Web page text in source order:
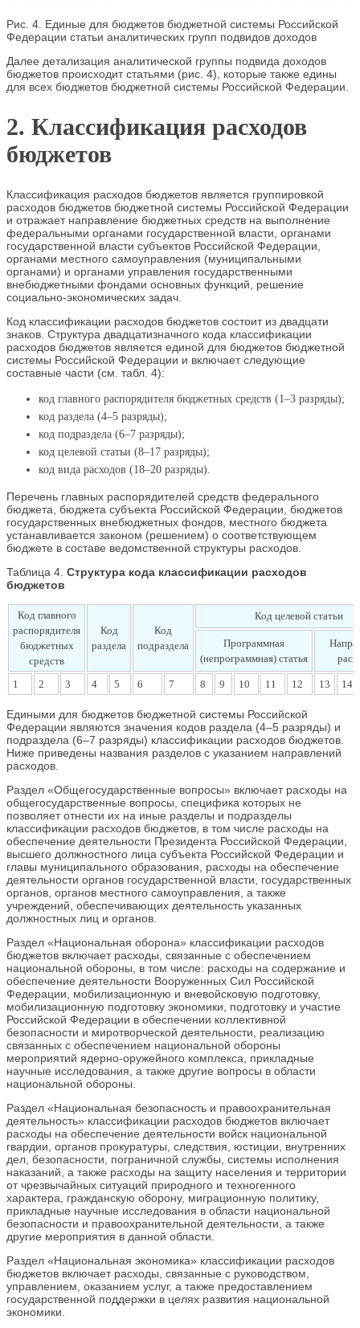
Рис. 4. Единые для бюджетов бюджетной системы Российской
Федерации статьи аналитических групп подвидов доходов
Далее детализация аналитической группы подвида доходов
бюджетов происходит статьями (рис. 4), которые также едины
для всех бюджетов бюджетной системы Российской Федерации.
2. Классификация расходов
бюджетов
Классификация расходов бюджетов является группировкой
расходов бюджетов бюджетной системы Российской Федерации
и отражает направление бюджетных средств на выполнение
федеральными органами государственной власти, органами
государственной власти субъектов Российской Федерации,
органами местного самоуправления (муниципальными
органами) и органами управления государственными
внебюджетными фондами основных функций, решение
социально-экономических задач.
Код классификации расходов бюджетов состоит из двадцати
знаков. Структура двадцатизначного кода классификации
расходов бюджетов является единой для бюджетов бюджетной
системы Российской Федерации и включает следующие
составные части (см. табл. 4):
код главного распорядителя бюджетных средств (1–3 разряды);
код раздела (4–5 разряды);
код подраздела (6–7 разряды);
код целевой статьи (8–17 разряды);
код вида расходов (18–20 разряды).
Перечень главных распорядителей средств федерального
бюджета, бюджета субъекта Российской Федерации, бюджетов
государственных внебюджетных фондов, местного бюджета
устанавливается законом (решением) о соответствующем
бюджете в составе ведомственной структуры расходов.
Таблица 4. Структура кода классификации расходов
бюджетов
Код главного
распорядителя
бюджетных
средств
Код
раздела
Код
подраздела
Код целевой статьи
Программная
(непрограммная) статья
1 2 3 4 5 6 7 8 9 10 11 12 13 14
Едиными для бюджетов бюджетной системы Российской
Федерации являются значения кодов раздела (4–5 разряды) и
подраздела (6–7 разряды) классификации расходов бюджетов.
Ниже приведены названия разделов с указанием направлений
расходов.
Раздел «Общегосударственные вопросы» включает расходы на
общегосударственные вопросы, специфика которых не
позволяет отнести их на иные разделы и подразделы
классификации расходов бюджетов, в том числе расходы на
обеспечение деятельности Президента Российской Федерации,
высшего должностного лица субъекта Российской Федерации и
главы муниципального образования, расходы на обеспечение
деятельности органов государственной власти, государственных
органов, органов местного самоуправления, а также
учреждений, обеспечивающих деятельность указанных
должностных лиц и органов.
Раздел «Национальная оборона» классификации расходов
бюджетов включает расходы, связанные с обеспечением
национальной обороны, в том числе: расходы на содержание и
обеспечение деятельности Вооруженных Сил Российской
Федерации, мобилизационную и вневойсковую подготовку,
мобилизационную подготовку экономики, подготовку и участие
Российской Федерации в обеспечении коллективной
безопасности и миротворческой деятельности, реализацию
связанных с обеспечением национальной обороны
мероприятий ядерно-оружейного комплекса, прикладные
научные исследования, а также другие вопросы в области
национальной обороны.
Раздел «Национальная безопасность и правоохранительная
деятельность» классификации расходов бюджетов включает
расходы на обеспечение деятельности войск национальной
гвардии, органов прокуратуры, следствия, юстиции, внутренних
дел, безопасности, пограничной службы, системы исполнения
наказаний, а также расходы на защиту населения и территории
от чрезвычайных ситуаций природного и техногенного
характера, гражданскую оборону, миграционную политику,
прикладные научные исследования в области национальной
безопасности и правоохранительной деятельности, а также
другие мероприятия в данной области.
Раздел «Национальная экономика» классификации расходов
бюджетов включает расходы, связанные с руководством,
управлением, оказанием услуг, а также предоставлением
государственной поддержки в целях развития национальной
экономики.